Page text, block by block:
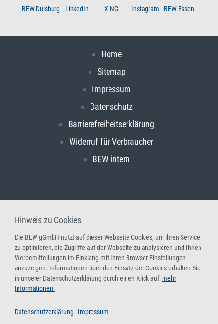
BEW-Duisburg LinkedIn XING Instagram BEW-Essen
Home
Sitemap
Impressum
Datenschutz
Barrierefreiheitserklärung
Widerruf für Verbraucher
BEW intern
Hinweis zu Cookies
Die BEW gGmbH nutzt auf dieser Webseite Cookies, um ihren Service
zu optimieren, die Zugriffe auf der Webseite zu analysieren und Ihnen
Werbemitteilungen im Einklang mit Ihren Browser-Einstellungen
anzuzeigen. Informationen über den Einsatz der Cookies erhalten Sie
in unserer Datenschutzerklärung durch einen Klick auf mehr
Informationen.
Datenschutzerklärung Impressum